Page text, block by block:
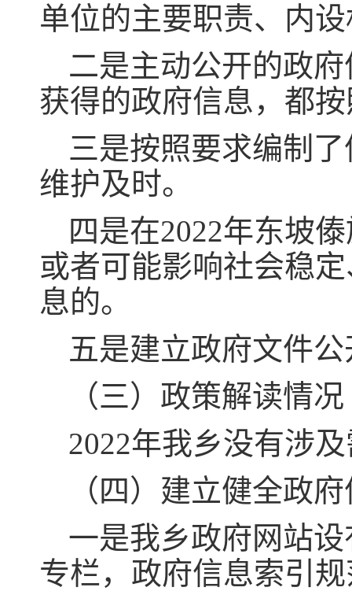
单位的主要职责、内
二是主动公开的政
获得的政府信息，都
三是按照要求编制
维护及时。
四是在2022年东坡
或者可能影响社会稳
息的。
五是建立政府文件
（三）政策解读情况
2022年我乡没有涉
（四）建立健全政
一是我乡政府网站
专栏，政府信息索引